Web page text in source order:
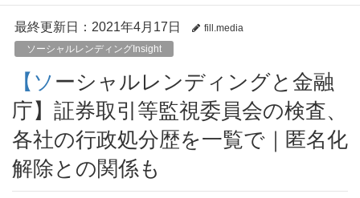
最終更新日：2021年4月17日
fill.media
ソーシャルレンディングInsight
【ソーシャルレンディングと金融
庁】証券取引等監視委員会の検査、
各社の行政処分歴を一覧で｜匿名化
解除との関係も